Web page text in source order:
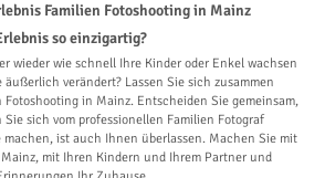
Familien Fotoshooting in Mainz
so einzigartig?
wieder wie schnell Ihre Kinder oder Enkel wachsen
verändert? Lassen Sie sich zusammen
in Mainz. Entscheiden Sie gemeinsam,
sich vom professionellen Familien Fotograf
ist auch Ihnen überlassen. Machen Sie mit
mit Ihren Kindern und Ihrem Partner und